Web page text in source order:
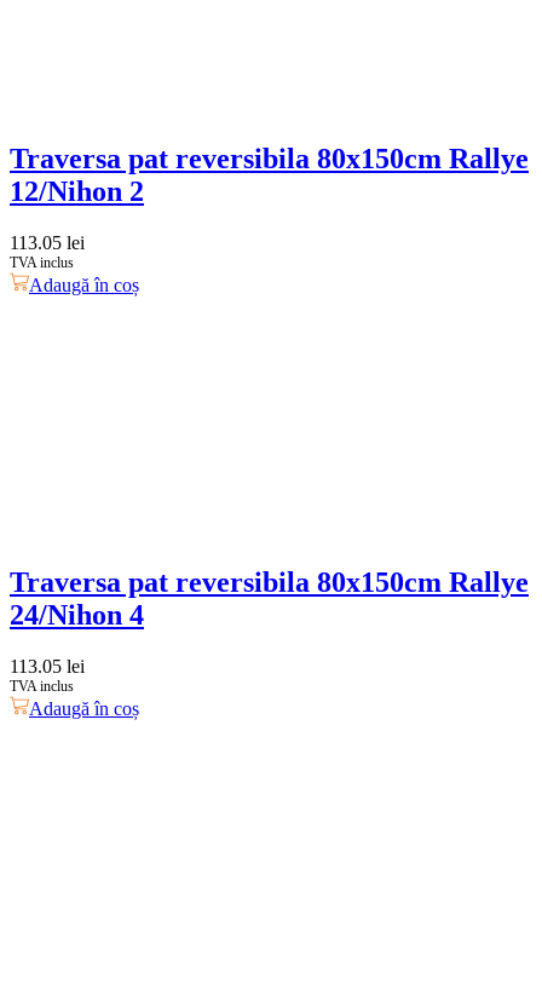
Traversa pat reversibila 80x150cm Rallye
12/Nihon 2
113.05 lei
TVA inclus
Adaugă în coș
Traversa pat reversibila 80x150cm Rallye
24/Nihon 4
113.05 lei
TVA inclus
Adaugă în coș